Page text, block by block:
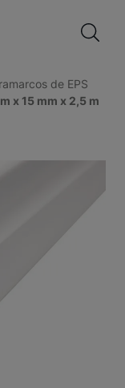
de EPS
x 15 mm x 2,5 m